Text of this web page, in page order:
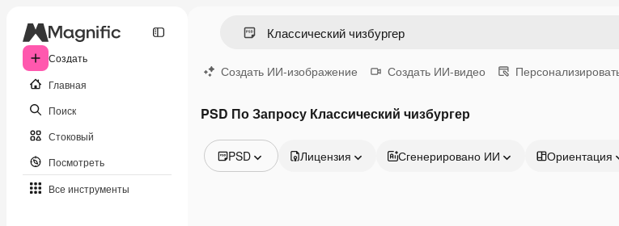
Создать
Главная
Поиск
Стоковый
Посмотреть
Все инструменты
Создать ИИ-изображение Создать ИИ-видео
PSD По Запросу Классический чизбургер
PSD Лицензия Сгенерировано ИИ Ориентация